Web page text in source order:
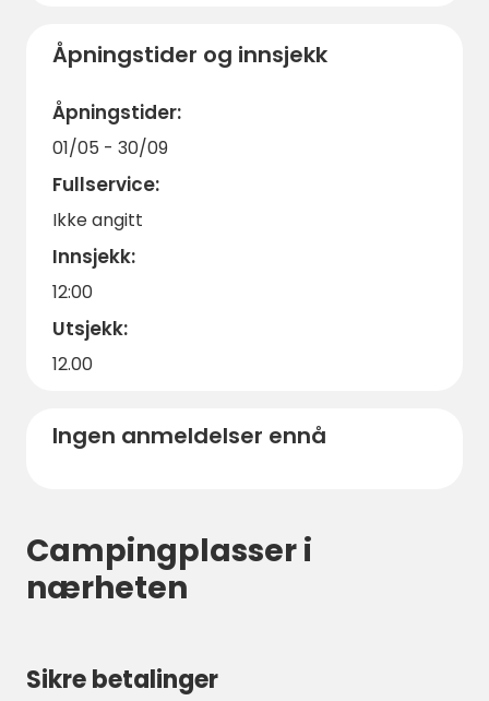
Åpningstider og innsjekk
Åpningstider:
01/05 - 30/09
Fullservice:
Ikke angitt
Innsjekk:
12:00
Utsjekk:
12.00
Ingen anmeldelser ennå
Campingplasser i
nærheten
Sikre betalinger